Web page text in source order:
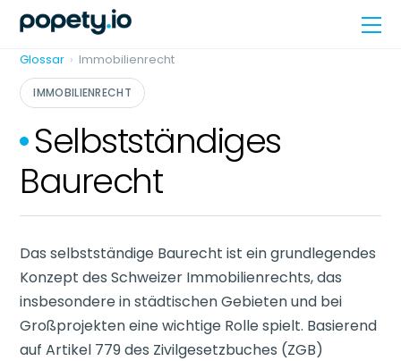
Skip
content
Glossar › Immobilienrecht
IMMOBILIENRECHT
Selbstständiges
Baurecht
Das selbstständige Baurecht ist ein grundlegendes
Konzept des Schweizer Immobilienrechts, das
insbesondere in städtischen Gebieten und bei
Großprojekten eine wichtige Rolle spielt. Basierend
auf Artikel 779 des Zivilgesetzbuches (ZGB)